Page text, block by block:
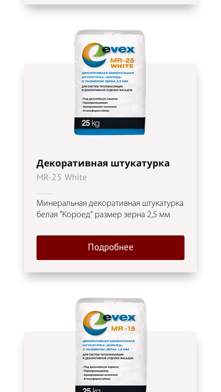
Декоративная штукатурка
MR-25 White
Минеральная декоративная штукатурка
белая "Короед" размер зерна 2,5 мм
Подробнее